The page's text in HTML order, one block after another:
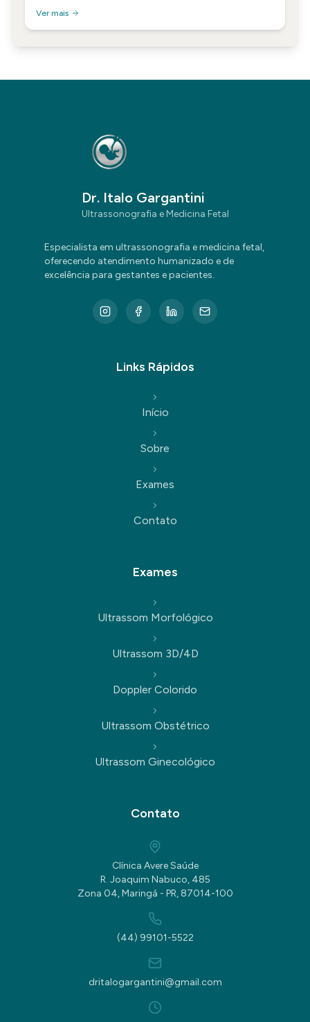
Ver mais
Dr. Italo Gargantini
Ultrassonografia e Medicina Fetal
Especialista em ultrassonografia e medicina fetal,
oferecendo atendimento humanizado e de
excelência para gestantes e pacientes.
Links Rápidos
Início
Sobre
Exames
Contato
Exames
Ultrassom Morfológico
Ultrassom 3D/4D
Doppler Colorido
Ultrassom Obstétrico
Ultrassom Ginecológico
Contato
Clínica Avere Saúde
R. Joaquim Nabuco, 485
Zona 04, Maringá - PR, 87014-100
(44) 99101-5522
dritalogargantini@gmail.com